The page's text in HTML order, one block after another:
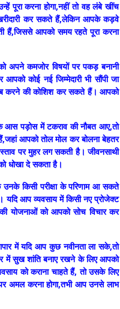
पूरा करना होगा,नहीं तो वह लंबे खींच
कर सकते हैं,लेकिन आपके कड़वे
हैं,जिससे आपको समय रहते पूरा करना
अपने कमजोर विषयों पर पकड़ बनानी
कोई नई जिम्मेदारी भी सौंपी जा
करने की कोशिश कर सकते हैं। आपको
आस पड़ोस में टकराव की नौबत आए,तो
आपको तोल मोल कर बोलना बेहतर
पर मुहर लग सकती है। जीवनसाथी
धोखा दे सकता है।
उनके किसी परीक्षा के परिणाम आ सकते
यदि आप व्यवसाय में किसी नए प्रोजेक्ट
योजनाओं को आपको सोच विचार कर
में यदि आप कुछ नवीनता ला सके,तो
में सुख शांति बनाए रखने के लिए आपको
को कराना चाहते हैं, तो उसके लिए
अमल करना होगा,तभी आप उनसे लाभ